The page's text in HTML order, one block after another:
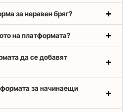
за неравен бряг?
на платформата?
да се добавят
за начинаещи